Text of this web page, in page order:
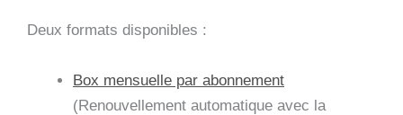
Deux formats disponibles :
Box mensuelle par abonnement
(Renouvellement automatique avec la